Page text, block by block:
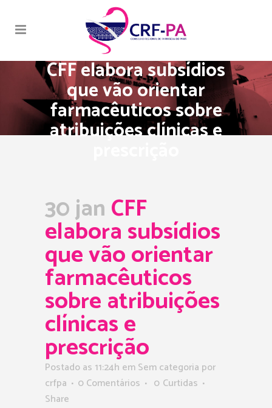
CFF elabora subsídios
que vão orientar
farmacêuticos sobre
atribuições clínicas e
30 janCFF
elabora subsídios
que vão orientar
farmacêuticos
sobre atribuições
clínicas e
prescrição
Postado as 11:24h em Sem categoria por
crfpa
0 Comentários 0 Curtidas
Share